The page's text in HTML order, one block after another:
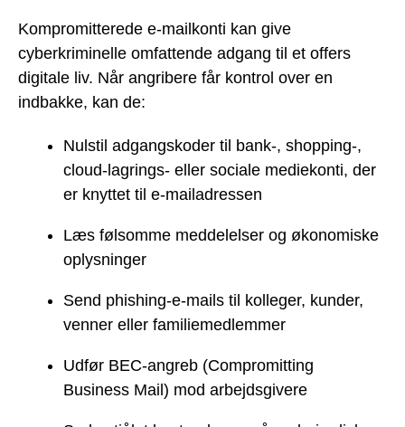
Kompromitterede e-mailkonti kan give
cyberkriminelle omfattende adgang til et offers
digitale liv. Når angribere får kontrol over en
indbakke, kan de:
Nulstil adgangskoder til bank-, shopping-,
cloud-lagrings- eller sociale mediekonti, der
er knyttet til e-mailadressen
Læs følsomme meddelelser og økonomiske
oplysninger
Send phishing-e-mails til kolleger, kunder,
venner eller familiemedlemmer
Udfør BEC-angreb (Compromitting
Business Mail) mod arbejdsgivere